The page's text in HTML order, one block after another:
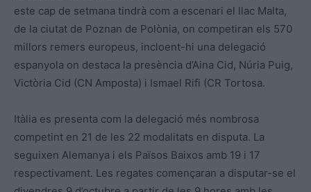
este cap de setmana tindrà com a escenari el llac Malta,
de la ciutat de Poznan de Polònia, on competiran els 570
millors remers europeus, incloent-hi una delegació
espanyola on destaca la presència d’Aina Cid, Núria Puig,
Victòria Cid (CN Amposta) i Ismael Rifi (CR Tortosa.
Itàlia es presenta com la delegació més nombrosa
competint en 21 de les 22 modalitats en disputa. La
seguixen Alemanya i els Països Baixos amb 19 i 17
respectivament. Les regates començaran a disputar-se el